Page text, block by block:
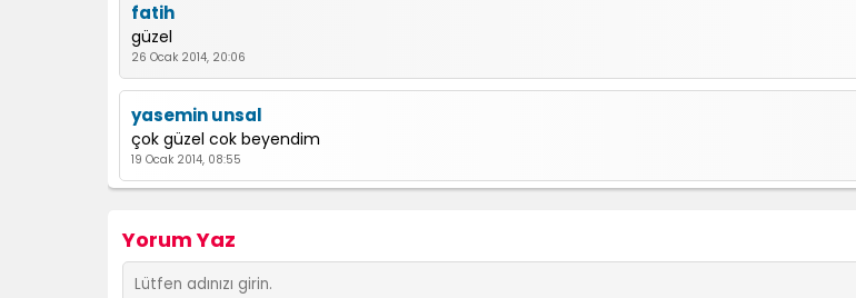
fatih
güzel
26 Ocak 2014, 20:06
yasemin unsal
çok güzel cok beyendim
19 Ocak 2014, 08:55
çok güzel oyun be
16 Aralık 2013, 15:23
Yorum Yaz